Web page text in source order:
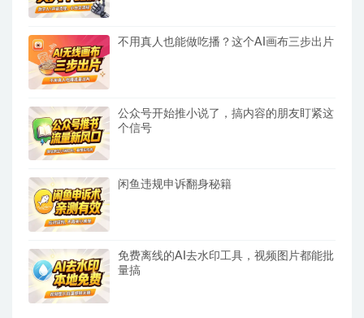
不用真人也能做吃播？这个AI画布三步出片
公众号开始推小说了，搞内容的朋友盯紧这
个信号
闲鱼违规申诉翻身秘籍
免费离线的AI去水印工具，视频图片都能批
量搞